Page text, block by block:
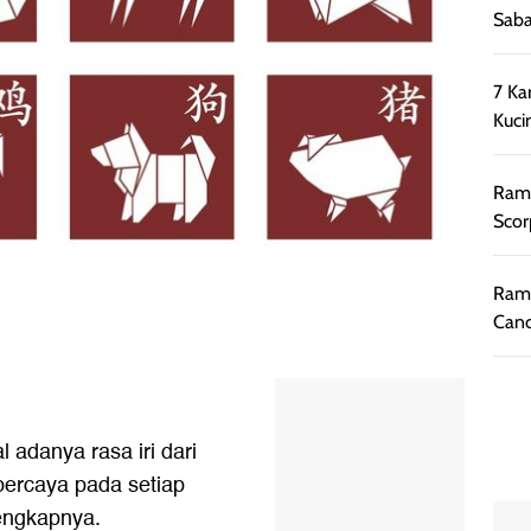
adanya rasa iri dari
pada setiap
7